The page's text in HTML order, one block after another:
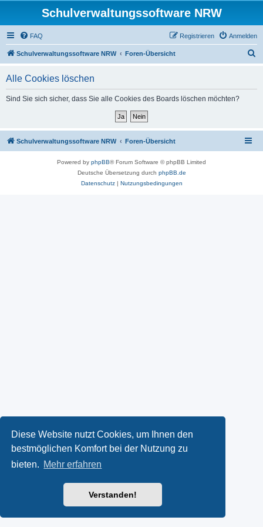
Diese Website nutzt Cookies, um Ihnen den
bestmöglichen Komfort bei der Nutzung zu
bieten. Mehr erfahren
Verstanden!
Schulverwaltungssoftware NRW
FAQ Anmelden
Registrieren
Schulverwaltungssoftware NRW Foren-Übersicht
Alle Cookies löschen
Sind Sie sich sicher, dass Sie alle Cookies des Boards löschen möchten?
Schulverwaltungssoftware NRW Foren-Übersicht
Powered by phpBB® Forum Software © phpBB Limited
Deutsche Übersetzung durch phpBB.de
Datenschutz| Nutzungsbedingungen